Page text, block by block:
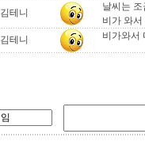
김테니
날씨는
비가 와
김테니
비가와서